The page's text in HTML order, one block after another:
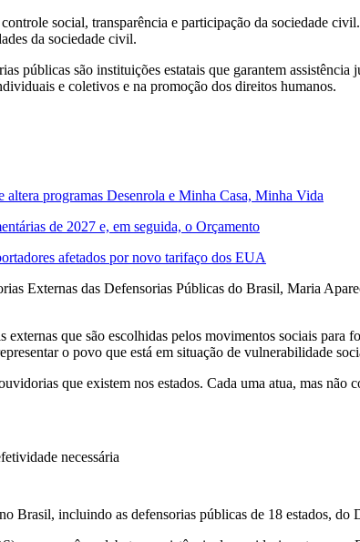
social, transparência e participação da sociedade
da sociedade civil.
públicas são instituições estatais que garantem
e coletivos e na promoção dos direitos humanos.
programas Desenrola e Minha Casa, Minha Vida
de 2027 e, em seguida, o Orçamento
afetados por novo tarifaço dos EUA
Externas das Defensorias Públicas do Brasil, Maria
que são escolhidas pelos movimentos sociais
o povo que está em situação de vulnerabilidade
que existem nos estados. Cada uma atua, mas
necessária
Brasil, incluindo as defensorias públicas de 18 estados, do